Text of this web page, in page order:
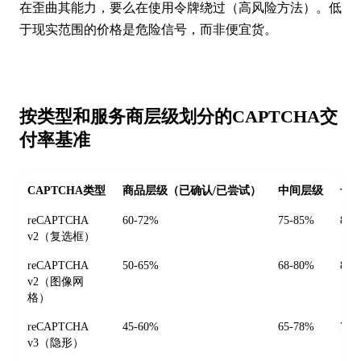
在歪曲其能力，要么在使用令牌绕过（高风险方法）。低
于现实范围的价格是危险信号，而非便宜货。
按类型和服务商层级划分的CAPTCHA交
付率基准
CAPTCHA类型 商品层级（已确认/已尝试） 中间层级 专
reCAPTCHA
v2（复选框）
60-72% 75-85% 88-
reCAPTCHA
v2（图像网
格）
50-65% 68-80% 82-
reCAPTCHA
v3（隐形）
45-60% 65-78% 75-